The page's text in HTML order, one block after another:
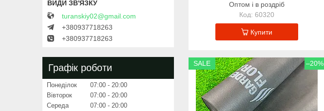
Оптом і в роздріб
60320
Купити
SALE –20%
turanskiy02@gmail.com
+380937718263
+380937718263
Графік роботи
Понеділок 07:00
20:00
Вівторок
07:00
20:00
Середа
07:00
20:00